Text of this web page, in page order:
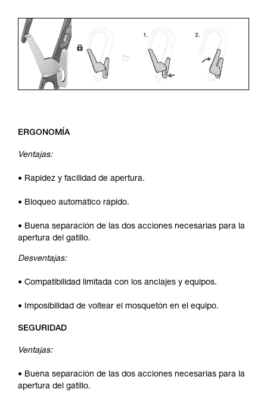
ERGONOMÍA
Ventajas:
• Rapidez y facilidad de apertura.
• Bloqueo automático rápido.
• Buena separación de las dos acciones necesarias para la
apertura del gatillo.
Desventajas:
• Compatibilidad limitada con los anclajes y equipos.
• Imposibilidad de voltear el mosquetón en el equipo.
SEGURIDAD
Ventajas:
• Buena separación de las dos acciones necesarias para la
apertura del gatillo.